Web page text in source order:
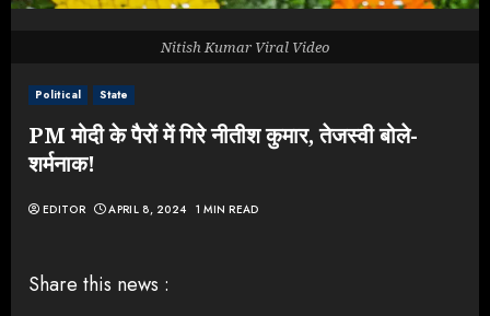
Political State
PM मोदी के पैरों में गिरे नीतीश कुमार, तेजस्वी बोले-
शर्मनाक!
EDITOR APRIL 8, 2024 1 MIN READ
Nitish Kumar Viral Video
Share this news :